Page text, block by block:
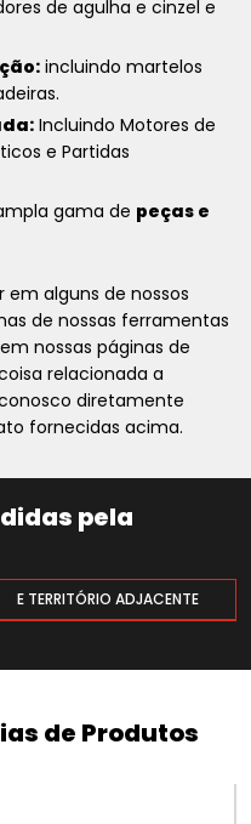
de agulha e cinzel e
incluindo martelos
Incluindo Motores de
e Partidas
gama de peças e
alguns de nossos
de nossas ferramentas
nossas páginas de
relacionada a
diretamente
fornecidas acima.
pela
E TERRITÓRIO ADJACENTE
de Produtos